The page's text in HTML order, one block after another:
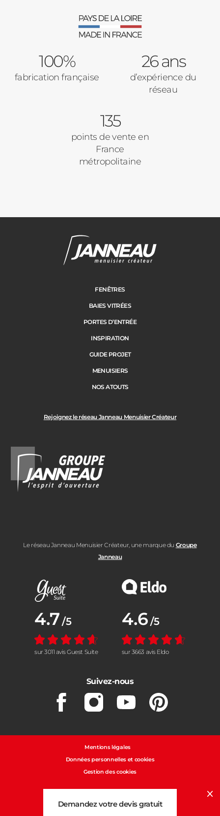
100%
fabrication française
26 ans
d’expérience du
réseau
135
points de vente en
France
métropolitaine
Rejoignez le réseau Janneau Menuisier Créateur
Le réseau Janneau Menuisier Créateur, une marque du Groupe
Janneau
FENÊTRES
BAIES VITRÉES
PORTES D’ENTRÉE
INSPIRATION
GUIDE PROJET
MENUISIERS
NOS ATOUTS
Note moyenne :
4.7 /5
sur 3011 avis Guest Suite
Note moyenne :
4.6 /5
sur 3663 avis Eldo
Suivez-nous
FacebookInstagramYoutubePinterest
Mentions légales
Données personnelles et cookies
Gestion des cookies
Demandez votre devis gratuit